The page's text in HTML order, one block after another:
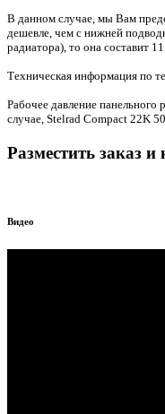
В данном случае, мы Вам
дешевле, чем с нижней
радиатора), то она составит
Техническая информация по
Рабочее давление
случае, Stelrad Compact 22K
Разместить заказ
Видео